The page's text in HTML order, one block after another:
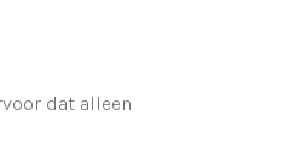
dat alleen